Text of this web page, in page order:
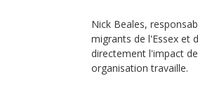
Nick Beales,
migrants de l'Essex et
directement l'impact
organisation travaille.